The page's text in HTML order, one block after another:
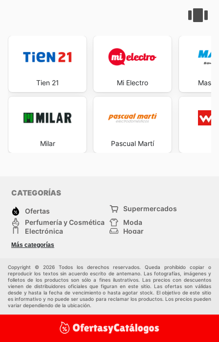
Tien 21
Milar
Mi Electro
Pascual Martí
CATEGORÍAS
Ofertas
Supermercados
Perfumería y Cosmética
Moda
Electrónica
Hogar
Deporte
Juguetes y bebés
Más categorías
Copyright © 2026 Todos los derechos reservados. Queda prohibido copiar o
reproducir los textos sin acuerdo escrito de antemano. Las fotografías, imágenes y
folletos de los productos son sólo a fines ilustrativos. Las precios con descuentos
vienen de distribuidores oficiales que figuran en este sitio. Las ofertas son válidas
desde y hasta la fecha de vencimiento o hasta agotar stock. El objetivo de este sitio
es informativo y no puede ser usado para reclamar los productos. Los precios pueden
variar dependiendo de la ubicación.